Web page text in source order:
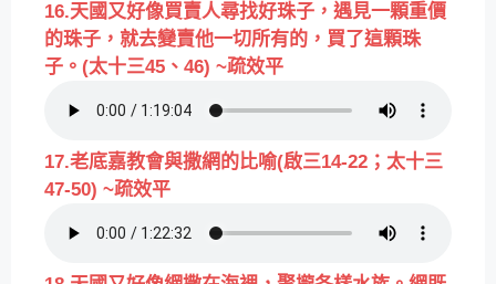
16.天國又好像買賣人尋找好珠子，遇見一顆重價
的珠子，就去變賣他一切所有的，買了這顆珠
子。(太十三45、46) ~疏效平
17.老底嘉教會與撒網的比喻(啟三14-22；太十三
47-50) ~疏效平